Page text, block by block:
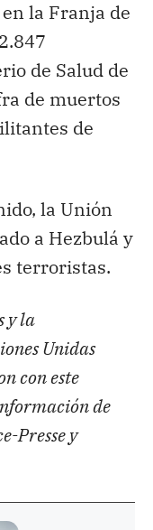
la Franja de
de Salud de
de muertos
de
la Unión
a Hezbulá y
terroristas.
y la
Unidas
con este
de
Presse y